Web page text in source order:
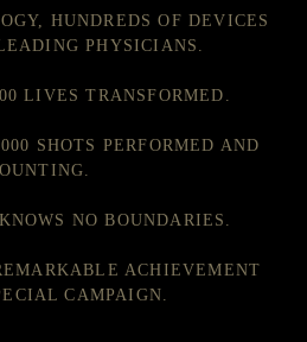
HUNDREDS OF DEVICES
PHYSICIANS.
LIVES TRANSFORMED.
SHOTS PERFORMED AND
NO BOUNDARIES.
ACHIEVEMENT
CAMPAIGN.